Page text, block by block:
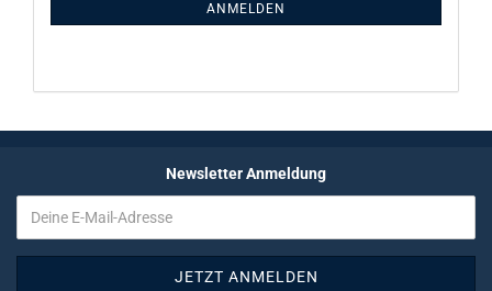
ANMELDEN
Newsletter Anmeldung